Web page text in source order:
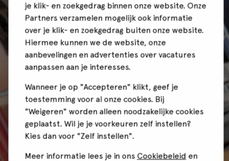
je klik- en zoekgedrag binnen onze website. Onze
Partners verzamelen mogelijk ook informatie
over je klik- en zoekgedrag buiten onze website.
Hiermee kunnen we de website, onze
aanbevelingen en advertenties over vacatures
aanpassen aan je interesses.
Wanneer je op "Accepteren" klikt, geef je
toestemming voor al onze cookies. Bij
"Weigeren" worden alleen noodzakelijke cookies
geplaatst. Wil je je voorkeuren zelf instellen?
Kies dan voor "Zelf instellen".
Meer informatie lees je in ons Cookiebeleid en